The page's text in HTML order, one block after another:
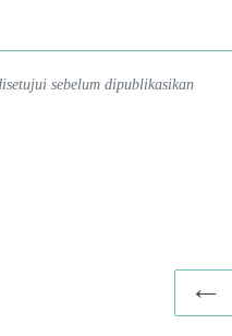
sebelum dipublikasikan